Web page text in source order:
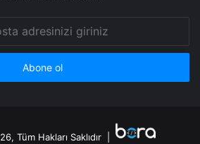
Tüm Hakları Saklıdır |